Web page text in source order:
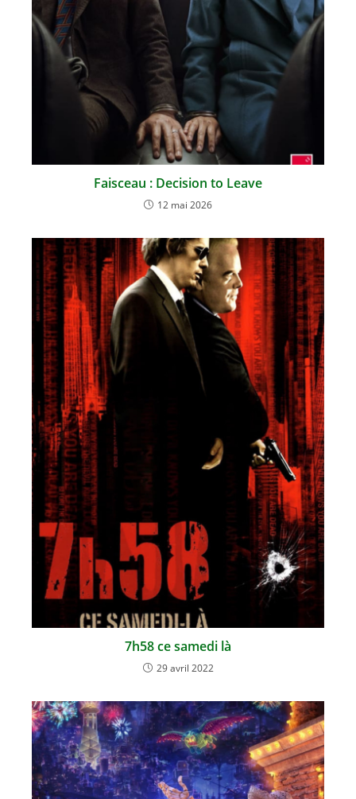
Faisceau : Decision to Leave
12 mai 2026
7h58 ce samedi là
29 avril 2022